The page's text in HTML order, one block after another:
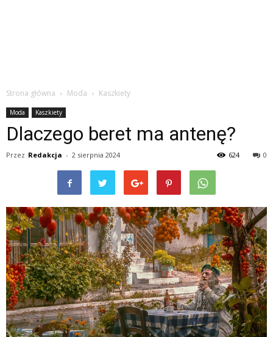
Strona główna Moda Kaszkiety
Moda Kaszkiety
Dlaczego beret ma antenę?
Przez Redakcja - 2 sierpnia 2024 0
624